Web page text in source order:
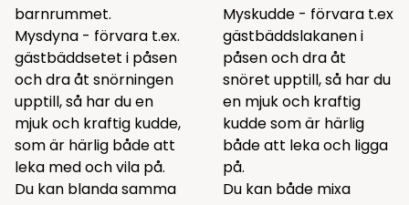
barnrummet.
Mysdyna - förvara t.ex.
gästbäddsetet i påsen
och dra åt snörningen
upptill, så har du en
mjuk och kraftig kudde,
som är härlig både att
leka med och vila på.
Du kan blanda samma
Myskudde - förvara t.ex
gästbäddslakanen i
påsen och dra åt
snöret upptill, så har du
en mjuk och kraftig
kudde som är härlig
både att leka och ligga
på.
Du kan både mixa